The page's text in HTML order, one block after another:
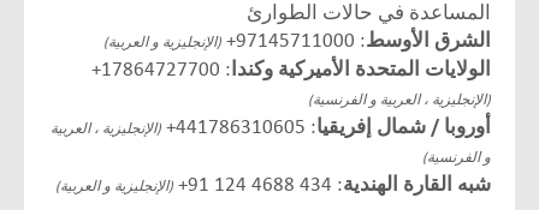
المساعدة في حالات الطوارئ
الشرق الأوسط: 97145711000+ (الإنجليزية و العربية)
الولايات المتحدة الأميركية وكندا : 17864727700+
(الإنجليزية ، العربية و الفرنسية)
أوروبا / شمال إفريقيا: 441786310605+
(الإنجليزية ، العربية
و الفرنسية)
شبه القارة الهندية:
91 124 4688 434
+ (الإنجليزية و العربية)